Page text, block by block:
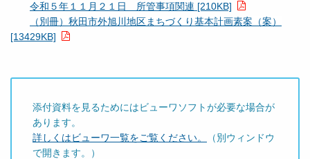
令和５年１１月２１日 所管事項関連 [210KB]
（別冊）秋田市外旭川地区まちづくり基本計画素案（案）
[13429KB]
添付資料を見るためにはビューワソフトが必要な場合が
あります。
詳しくはビューワ一覧をご覧ください。
（別ウィンドウ
で開きます。）